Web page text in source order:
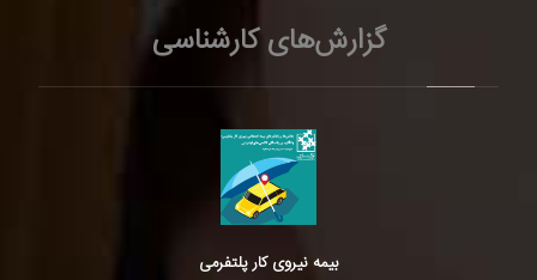
گزارش‌های کارشناسی
بیمه نیروی کار پلتفرمی